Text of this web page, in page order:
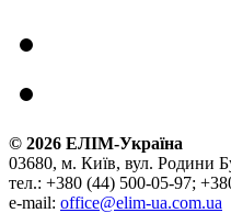
© 2026 ЕЛІМ-Україна
03680, м. Київ, вул. Родини
тел.: +380 (44) 500-05-97;
e-mail: office@elim-ua.com.ua